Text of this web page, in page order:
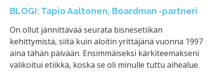
BLOGI: Tapio Aaltonen, Boardman -partneri
On ollut jännittävää seurata bisnesetiikan
kehittymistä, siitä kuin aloitin yrittäjänä vuonna 1997
aina tähän päivään. Ensimmäiseksi kärkiteemakseni
valikoitui etiikka, koska se oli minulle tuttu aihealue.